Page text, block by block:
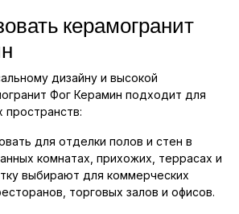
керамогранит
дизайну и высокой
Фог Керамин подходит для
пространств:
для отделки полов и стен в
комнатах, прихожих, террасах и
выбирают для коммерческих
торговых залов и офисов.